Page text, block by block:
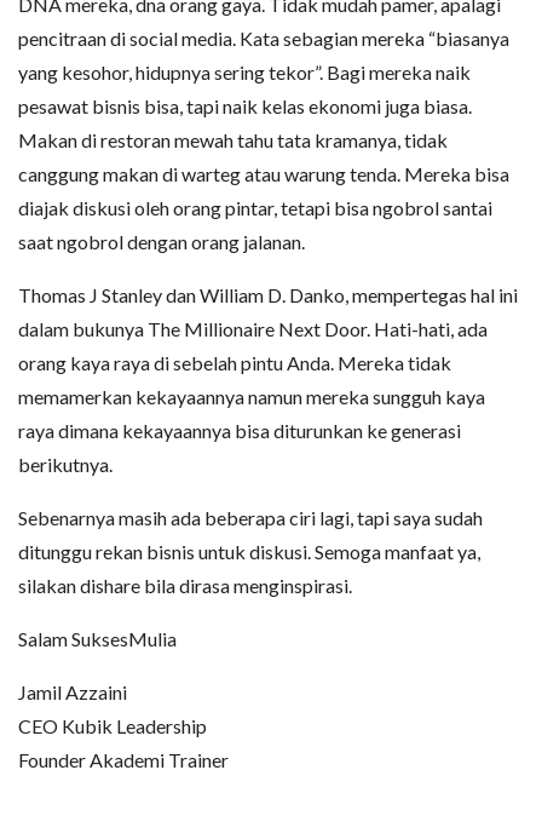
pencitraan di social media. Kata sebagian mereka “biasanya
yang kesohor, hidupnya sering tekor”. Bagi mereka naik
pesawat bisnis bisa, tapi naik kelas ekonomi juga biasa.
Makan di restoran mewah tahu tata kramanya, tidak
canggung makan di warteg atau warung tenda. Mereka bisa
diajak diskusi oleh orang pintar, tetapi bisa ngobrol santai
saat ngobrol dengan orang jalanan.
Thomas J Stanley dan William D. Danko, mempertegas hal ini
dalam bukunya The Millionaire Next Door. Hati-hati, ada
orang kaya raya di sebelah pintu Anda. Mereka tidak
memamerkan kekayaannya namun mereka sungguh kaya
raya dimana kekayaannya bisa diturunkan ke generasi
berikutnya.
Sebenarnya masih ada beberapa ciri lagi, tapi saya sudah
ditunggu rekan bisnis untuk diskusi. Semoga manfaat ya,
silakan dishare bila dirasa menginspirasi.
Salam SuksesMulia
Jamil Azzaini
CEO Kubik Leadership
Founder Akademi Trainer